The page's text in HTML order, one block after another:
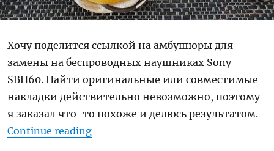
Хочу поделится ссылкой на амбушюры для
замены на беспроводных наушниках Sony
SBH60. Найти оригинальные или совместимые
накладки действительно невозможно, поэтому
я заказал что-то похоже и делюсь результатом.
Continue reading“Замена амбушюр на наушниках